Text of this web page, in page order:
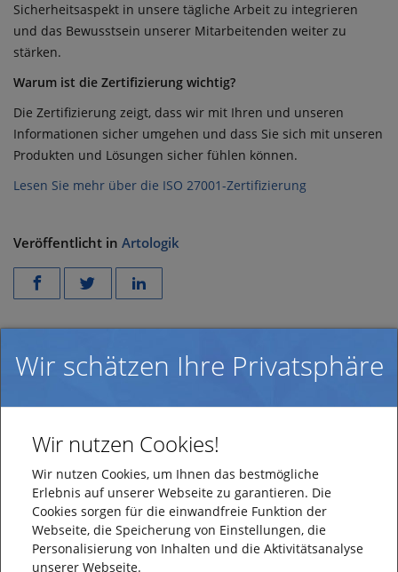
Sicherheitsaspekt in unsere tägliche Arbeit zu integrieren
und das Bewusstsein unserer Mitarbeitenden weiter zu
stärken.
Warum ist die Zertifizierung wichtig?
Die Zertifizierung zeigt, dass wir mit Ihren und unseren
Informationen sicher umgehen und dass Sie sich mit unseren
Produkten und Lösungen sicher fühlen können.
Lesen Sie mehr über die ISO 27001-Zertifizierung
Veröffentlicht in Artologik
Erneute ISO-27001 Zertifizierung in 2026
Artologik ist gelistet auf der European Edtech Map
Wir sind neues Mitglied der Swedish Edtech
Industry
HelpDesk erleichtert die Arbeitsabläufe bei Scania
Wir schätzen Ihre Privatsphäre
Wir nutzen Cookies!
Wir nutzen Cookies, um Ihnen das bestmögliche
Erlebnis auf unserer Webseite zu garantieren. Die
Cookies sorgen für die einwandfreie Funktion der
Webseite, die Speicherung von Einstellungen, die
Personalisierung von Inhalten und die Aktivitätsanalyse
unserer Webseite.